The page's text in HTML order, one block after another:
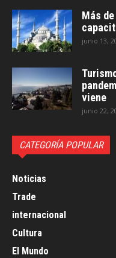
Más
junio 13,
viene
junio 22,
CATEGORÍA POPULAR
Noticias
Trade
internacional
Cultura
El Mundo